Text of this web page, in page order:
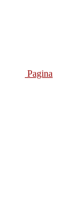
Pagina